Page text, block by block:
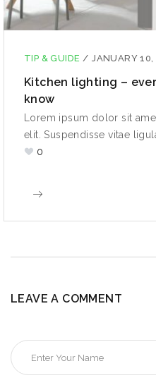
TIP & GUIDE / JANUARY 10,
Kitchen lighting –
know
Lorem ipsum dolor sit
elit. Suspendisse vitae
0
LEAVE A COMMENT